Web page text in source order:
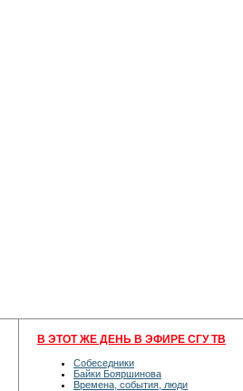
В ЭТОТ ЖЕ ДЕНЬ В ЭФИРЕ СГУ ТВ
Собеседники
Байки Бояршинова
Времена, события, люди